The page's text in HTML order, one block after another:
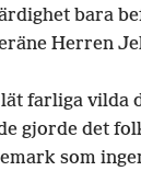
bara
Herren
lät farliga vilda
gjorde det
som